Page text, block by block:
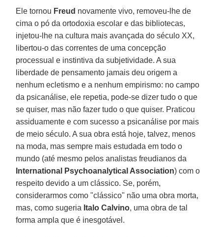
Ele tornou Freud novamente vivo, removeu-lhe de
cima o pó da ortodoxia escolar e das bibliotecas,
injetou-lhe na cultura mais avançada do século XX,
libertou-o das correntes de uma concepção
processual e instintiva da subjetividade. A sua
liberdade de pensamento jamais deu origem a
nenhum ecletismo e a nenhum empirismo: no campo
da psicanálise, ele repetia, pode-se dizer tudo o que
se quiser, mas não fazer tudo o que quiser. Praticou
assiduamente e com sucesso a psicanálise por mais
de meio século. A sua obra está hoje, talvez, menos
na moda, mas sempre mais estudada em todo o
mundo (até mesmo pelos analistas freudianos da
International
Psychoanalytical Association) com o
respeito devido a um clássico. Se, porém,
considerarmos como "clássico" não uma obra morta,
mas, como sugeria Italo Calvino, uma obra de tal
forma ampla que é inesgotável.